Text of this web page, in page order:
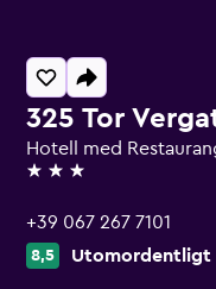
325 Tor
Hotell med
3 stjärnor
+39 067 267 7101
8,5 Utomordentligt